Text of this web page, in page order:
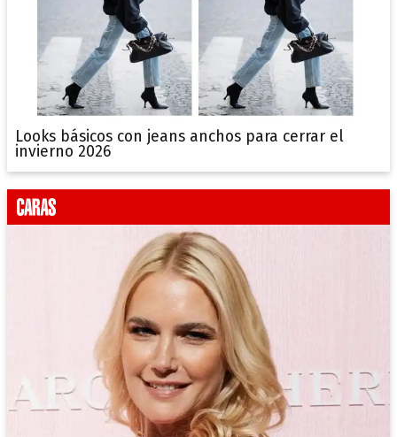
Looks básicos con jeans anchos para cerrar el
invierno 2026